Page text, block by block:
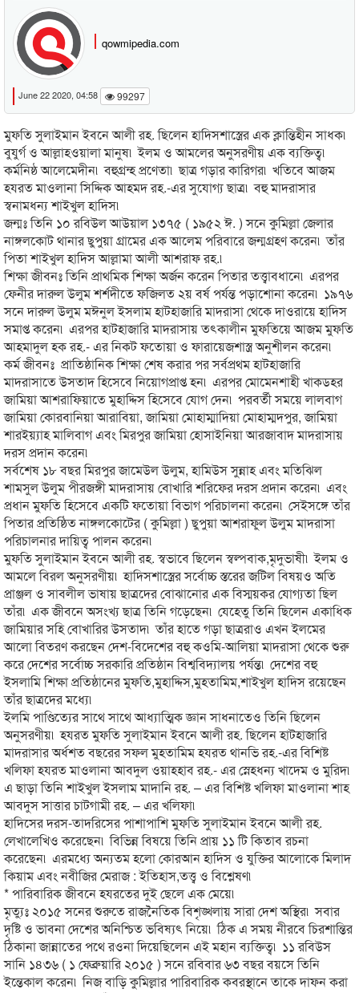
qowmipedia.com
June 22 2020, 04:58 99297
মুফতি সুলাইমান ইবনে আলী রহ. ছিলেন হাদিসশাস্ত্রের এক ক্লান্তিহীন সাধক৷
বুযুর্গ ও আল্লাহওয়ালা মানুষ৷ ইলম ও আমলের অনুসরণীয় এক ব্যক্তিত্ব৷
কর্মনিষ্ঠ আলেমেদীন৷ বহুগ্রন্হ প্রণেতা৷ ছাত্র গড়ার কারিগর৷ খতিবে আজম
হযরত মাওলানা সিদ্দিক আহমদ রহ.-এর সুযোগ্য ছাত্র৷ বহু মাদরাসার
স্বনামধন্য শাইখুল হাদিস৷
জন্মঃ তিনি ১০ রবিউল আউয়াল ১৩৭৫ ( ১৯৫২ ঈ. ) সনে কুমিল্লা জেলার
নাঙ্গলকোট থানার ছুপুয়া গ্রামের এক আলেম পরিবারে জন্মগ্রহণ করেন৷ তাঁর
পিতা শাইখুল হাদিস আল্লামা আলী আশরাফ রহ.৷
শিক্ষা জীবনঃ তিনি প্রাথমিক শিক্ষা অর্জন করেন পিতার তত্ত্বাবধানে৷ এরপর
ফেনীর দারুল উলুম শর্শদীতে ফজিলত ২য় বর্ষ পর্যন্ত পড়াশোনা করেন৷ ১৯৭৬
সনে দারুল উলুম মঈনুল ইসলাম হাটহাজারি মাদরাসা থেকে দাওরায়ে হাদিস
সমাপ্ত করেন৷ এরপর হাটহাজারি মাদরাসায় তৎকালীন মুফতিয়ে আজম মুফতি
আহমাদুল হক রহ.- এর নিকট ফতোয়া ও ফারায়েজশাস্ত্র অনুশীলন করেন৷
কর্ম জীবনঃ প্রাতিষ্ঠানিক শিক্ষা শেষ করার পর সর্বপ্রথম হাটহাজারি
মাদরাসাতে উসতাদ হিসেবে নিয়োগপ্রাপ্ত হন৷ এরপর মোমেনশাহী খাকডহর
জামিয়া আশরাফিয়াতে মুহাদ্দিস হিসেবে যোগ দেন৷ পরবর্তী সময়ে লালবাগ
জামিয়া কোরবানিয়া আরাবিয়া, জামিয়া মোহাম্মাদিয়া মোহাম্মদপুর, জামিয়া
শারইয়্যাহ মালিবাগ এবং মিরপুর জামিয়া হোসাইনিয়া আরজাবাদ মাদরাসায়
দরস প্রদান করেন৷
সর্বশেষ ১৮ বছর মিরপুর জামেউল উলুম, হামিউস সুন্নাহ এবং মতিঝিল
শামসুল উলুম পীরজঙ্গী মাদরাসায় বোখারি শরিফের দরস প্রদান করেন৷ এবং
প্রধান মুফতি হিসেবে একটি ফতোয়া বিভাগ পরিচালনা করেন৷ সেইসঙ্গে তাঁর
পিতার প্রতিষ্ঠিত নাঙ্গলকোটের ( কুমিল্লা ) ছুপুয়া আশরাফুল উলুম মাদরাসা
পরিচালনার দায়িত্ব পালন করেন৷
মুফতি সুলাইমান ইবনে আলী রহ. স্বভাবে ছিলেন স্বল্পবাক,মৃদুভাষী৷ ইলম ও
আমলে বিরল অনুসরণীয়৷ হাদিসশাস্ত্রের সর্বোচ্চ স্তরের জটিল বিষয়ও অতি
প্রাঞ্জল ও সাবলীল ভাষায় ছাত্রদের বোঝানোর এক বিস্ময়কর যোগ্যতা ছিল
তাঁর৷ এক জীবনে অসংখ্য ছাত্র তিনি গড়েছেন৷ যেহেতু তিনি ছিলেন একাধিক
জামিয়ার সহি বোখারির উসতাদ৷ তাঁর হাতে গড়া ছাত্ররাও এখন ইলমের
আলো বিতরণ করছেন দেশ-বিদেশের বহু কওমি-আলিয়া মাদরাসা থেকে শুরু
করে দেশের সর্বোচ্চ সরকারি প্রতিষ্ঠান বিশ্ববিদ্যালয় পর্যন্ত৷ দেশের বহু
ইসলামি শিক্ষা প্রতিষ্ঠানের মুফতি,মুহাদ্দিস,মুহতামিম,শাইখুল হাদিস রয়েছেন
তাঁর ছাত্রদের মধ্যে৷
ইলমি পাণ্ডিত্যের সাথে সাথে আধ্যাত্মিক জ্ঞান সাধনাতেও তিনি ছিলেন
অনুসরণীয়৷ হযরত মুফতি সুলাইমান ইবনে আলী রহ. ছিলেন হাটহাজারি
মাদরাসার অর্ধশত বছরের সফল মুহতামিম হযরত থানভি রহ.-এর বিশিষ্ট
খলিফা হযরত মাওলানা আবদুল ওয়াহহাব রহ.- এর স্নেহধন্য খাদেম ও মুরিদ৷
এ ছাড়া তিনি শাইখুল ইসলাম মাদানি রহ. – এর বিশিষ্ট খলিফা মাওলানা শাহ
আবদুস সাত্তার চাটগামী রহ. – এর খলিফা৷
হাদিসের দরস-তাদরিসের পাশাপাশি মুফতি সুলাইমান ইবনে আলী রহ.
লেখালেখিও করেছেন৷ বিভিন্ন বিষয়ে তিনি প্রায় ১১ টি কিতাব রচনা
করেছেন৷ এরমধ্যে অন্যতম হলো কোরআন হাদিস ও যুক্তির আলোকে মিলাদ
কিয়াম এবং নবীজির মেরাজ : ইতিহাস,তত্ত্ব ও বিশ্লেষণ৷
* পারিবারিক জীবনে হযরতের দুই ছেলে এক মেয়ে৷
মৃত্যুঃ ২০১৫ সনের শুরুতে রাজনৈতিক বিশৃঙ্খলায় সারা দেশ অস্থির৷ সবার
দৃষ্টি ও ভাবনা দেশের অনিশ্চিত ভবিষ্যৎ নিয়ে৷ ঠিক এ সময় নীরবে চিরশান্তির
ঠিকানা জান্নাতের পথে রওনা দিয়েছিলেন এই মহান ব্যক্তিত্ব৷ ১১ রবিউস
সানি ১৪৩৬ ( ১ ফেব্রুয়ারি ২০১৫ ) সনে রবিবার ৬৩ বছর বয়সে তিনি
ইন্তেকাল করেন৷ নিজ বাড়ি কুমিল্লার পারিবারিক কবরস্থানে তাকে দাফন করা